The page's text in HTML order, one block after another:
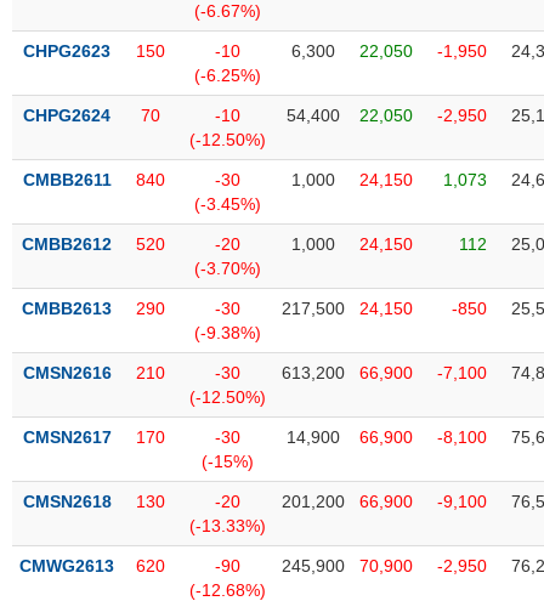
(-6.67%)
CHPG2623 150
-10
(-6.25%)
6,300 22,050 -1,950
CHPG2624 70
-10
(-12.50%)
54,400 22,050 -2,950
CMBB2611 840
-30
(-3.45%)
1,000 24,150 1,073
CMBB2612 520
-20
(-3.70%)
1,000 24,150 112
CMBB2613 290
-30
(-9.38%)
217,500 24,150 -850
CMSN2616 210
-30
(-12.50%)
613,200 66,900 -7,100
CMSN2617 170
-30
(-15%)
14,900 66,900 -8,100
CMSN2618 130
-20
(-13.33%)
201,200 66,900 -9,100
CMWG2613 620
-90
(-12.68%)
245,900 70,900 -2,950
Mã
chứng
(-)
Cổ phiếu Chỉ số
đạo
(-)
Tất cả Người nội bộ Người liên quan Cổ đông lớn
Tin
tức
của
giả
(-)